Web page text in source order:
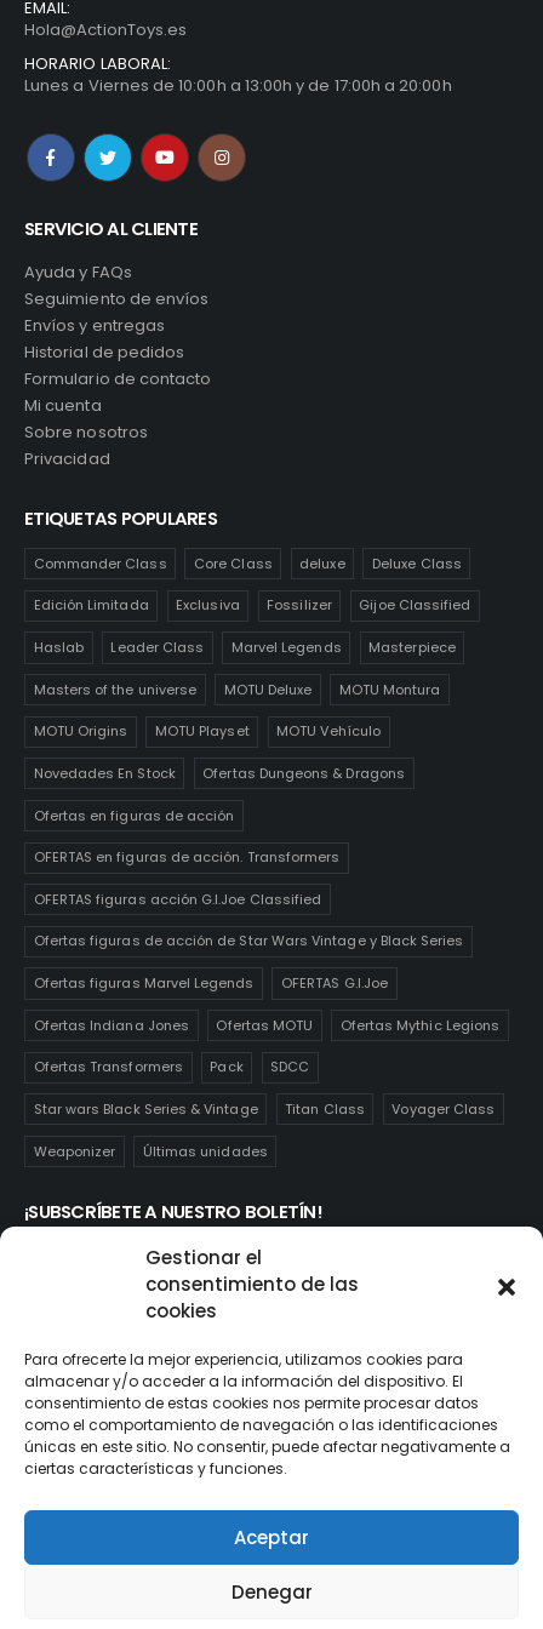
Gestionar el
consentimiento de las
cookies
Para ofrecerte la mejor experiencia, utilizamos cookies para
almacenar y/o acceder a la información del dispositivo. El
consentimiento de estas cookies nos permite procesar datos
como el comportamiento de navegación o las identificaciones
únicas en este sitio. No consentir, puede afectar negativamente a
ciertas características y funciones.
Aceptar
Denegar
EMAIL:
Hola@ActionToys.es
HORARIO LABORAL:
Lunes a Viernes de 10:00h a 13:00h y de 17:00h a 20:00h
SERVICIO AL CLIENTE
Ayuda y FAQs
Seguimiento de envíos
Envíos y entregas
Historial de pedidos
Formulario de contacto
Mi cuenta
Sobre nosotros
Privacidad
ETIQUETAS POPULARES
Commander Class Core Class deluxe Deluxe Class
Edición Limitada Exclusiva Fossilizer Gijoe Classified
Haslab Leader Class Marvel Legends Masterpiece
Masters of the universe MOTU Deluxe MOTU Montura
MOTU Origins MOTU Playset MOTU Vehículo
Novedades En Stock Ofertas Dungeons & Dragons
Ofertas en figuras de acción
OFERTAS en figuras de acción. Transformers
OFERTAS figuras acción G.I.Joe Classified
Ofertas figuras de acción de Star Wars Vintage y Black Series
Ofertas figuras Marvel Legends OFERTAS G.I.Joe
Ofertas Indiana Jones Ofertas MOTU Ofertas Mythic Legions
Ofertas Transformers Pack SDCC
Star wars Black Series & Vintage Titan Class Voyager Class
Weaponizer Últimas unidades
¡SUBSCRÍBETE A NUESTRO BOLETÍN!
Te mantendrás informado de las novedades y ofertas que
realmente te interesan. Subscríbete aquí:
© ActionToys.es 2021. All Rights Reserved